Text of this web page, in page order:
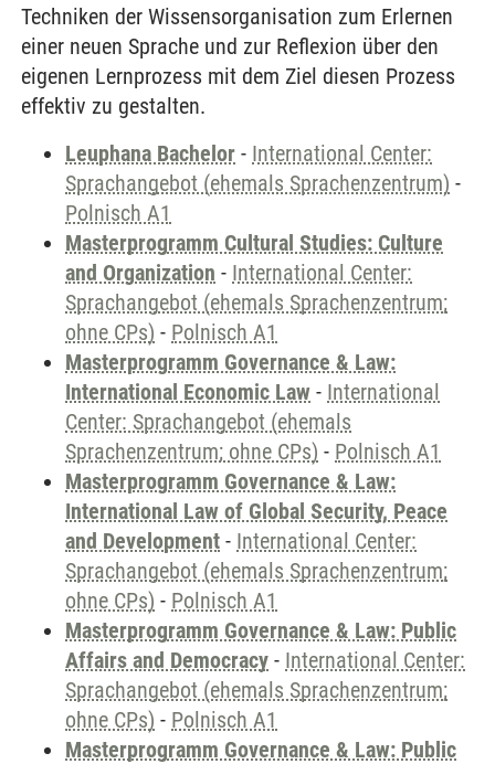
Techniken der Wissensorganisation zum Erlernen
einer neuen Sprache und zur Reflexion über den
eigenen Lernprozess mit dem Ziel diesen Prozess
effektiv zu gestalten.
Leuphana Bachelor - International Center:
Sprachangebot (ehemals Sprachenzentrum) -
Polnisch A1
Masterprogramm Cultural Studies: Culture
and Organization - International Center:
Sprachangebot (ehemals Sprachenzentrum;
ohne CPs) - Polnisch A1
Masterprogramm Governance & Law:
International Economic Law - International
Center: Sprachangebot (ehemals
Sprachenzentrum; ohne CPs) - Polnisch A1
Masterprogramm Governance & Law:
International Law of Global Security, Peace
and Development - International Center:
Sprachangebot (ehemals Sprachenzentrum;
ohne CPs) - Polnisch A1
Masterprogramm Governance & Law: Public
Affairs and Democracy - International Center:
Sprachangebot (ehemals Sprachenzentrum;
ohne CPs) - Polnisch A1
Masterprogramm Governance & Law: Public